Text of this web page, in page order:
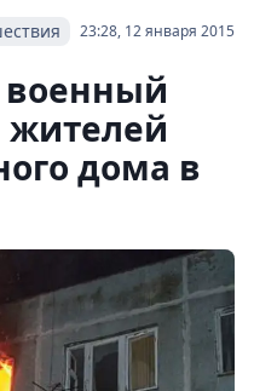
23:28, 12 января 2015
военный
жителей
дома в